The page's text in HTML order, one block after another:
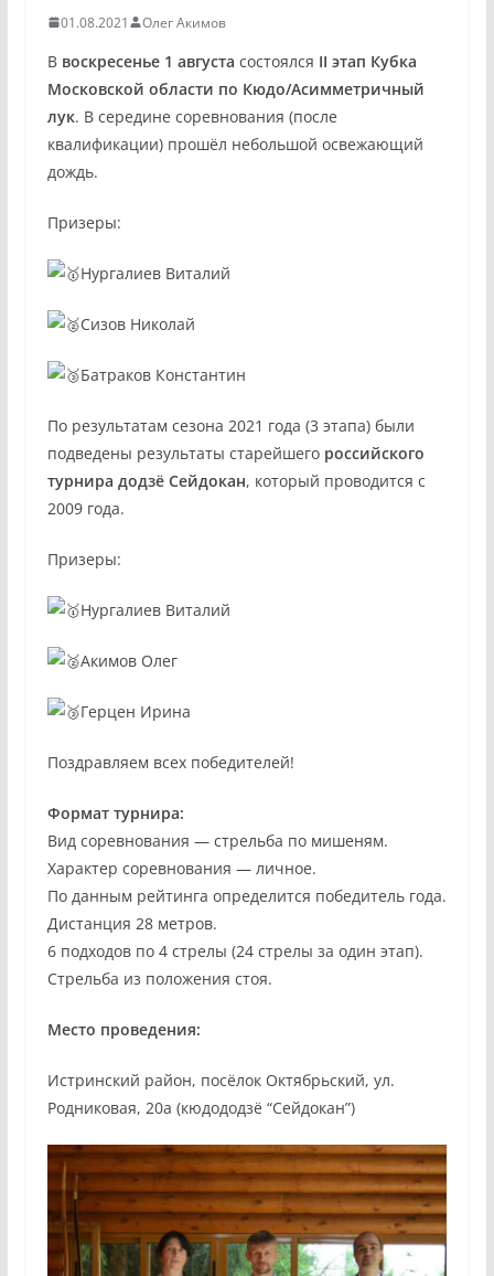
01.08.2021 Олег Акимов
В воскресенье 1 августа состоялся II этап Кубка
Московской области по Кюдо/Асимметричный
лук. В середине соревнования (после
квалификации) прошёл небольшой освежающий
дождь.
Призеры:
Нургалиев Виталий
Сизов Николай
Батраков Константин
По результатам сезона 2021 года (3 этапа) были
подведены результаты старейшего российского
турнира додзё Сейдокан, который проводится с
2009 года.
Призеры:
Нургалиев Виталий
Акимов Олег
Герцен Ирина
Поздравляем всех победителей!
Формат турнира:
Вид соревнования — стрельба по мишеням.
Характер соревнования — личное.
По данным рейтинга определится победитель года.
Дистанция 28 метров.
6 подходов по 4 стрелы (24 стрелы за один этап).
Стрельба из положения стоя.
Место проведения:
Истринский район, посёлок Октябрьский, ул.
Родниковая, 20а (кюдододзё “Сейдокан”)